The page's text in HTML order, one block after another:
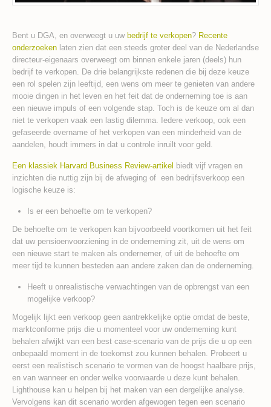
Bent u DGA, en overweegt u uwbedrijf te verkopen? Recente
onderzoeken laten zien dat een steeds groter deel van de Nederlandse
directeur-eigenaars overweegt om binnen enkele jaren (deels) hun
bedrijf te verkopen. De drie belangrijkste redenen die bij deze keuze
een rol spelen zijn leeftijd, een wens om meer te genieten van andere
mooie dingen in het leven en het feit dat de onderneming toe is aan
een nieuwe impuls of een volgende stap. Toch is de keuze om al dan
niet te verkopen vaak een lastig dilemma. Iedere verkoop, ook een
gefaseerde overname of het verkopen van een minderheid van de
aandelen, houdt immers in dat u controle inruilt voor geld.
Een klassiek Harvard Business Review-artikel biedt vijf vragen en
inzichten die nuttig zijn bij de afweging of een bedrijfsverkoop een
logische keuze is:
Is er een behoefte om te verkopen?
De behoefte om te verkopen kan bijvoorbeeld voortkomen uit het feit
dat uw pensioenvoorziening in de onderneming zit, uit de wens om
een nieuwe start te maken als ondernemer, of uit de behoefte om
meer tijd te kunnen besteden aan andere zaken dan de onderneming.
Heeft u onrealistische verwachtingen van de opbrengst van een
mogelijke verkoop?
Mogelijk lijkt een verkoop geen aantrekkelijke optie omdat de beste,
marktconforme prijs die u momenteel voor uw onderneming kunt
behalen afwijkt van een best case-scenario van de prijs die u op een
onbepaald moment in de toekomst zou kunnen behalen. Probeert u
eerst een realistisch scenario te vormen van de hoogst haalbare prijs,
en van wanneer en onder welke voorwaarde u deze kunt behalen.
Lighthouse kan u helpen bij het maken van een dergelijke analyse.
Vervolgens kan dit scenario worden afgewogen tegen een scenario